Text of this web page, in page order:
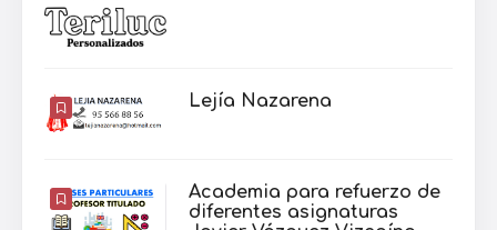
Lejía Nazarena
Academia para refuerzo de
diferentes asignaturas